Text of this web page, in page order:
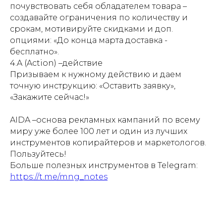
почувствовать себя обладателем товара –
создавайте ограничения по количеству и
срокам, мотивируйте скидками и доп.
опциями: «До конца марта доставка -
бесплатно».
4.A (Action) –действие
Призываем к нужному действию и даем
точную инструкцию: «Оставить заявку»,
«Закажите сейчас!»
AIDA –основа рекламных кампаний по всему
миру уже более 100 лет и один из лучших
инструментов копирайтеров и маркетологов.
Пользуйтесь!
Больше полезных инструментов в Telegram:
https://t.me/mng_notes